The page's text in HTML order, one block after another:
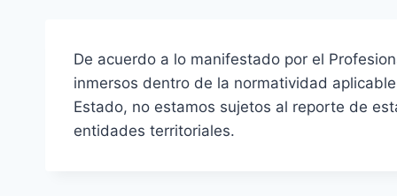
De acuerdo a lo manifestado por el
inmersos dentro de la normatividad
Estado, no estamos sujetos al reporte de
entidades territoriales.